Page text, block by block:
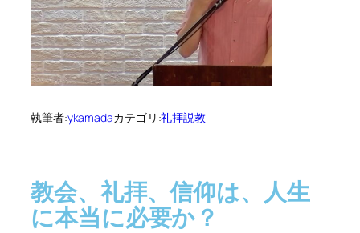
執筆者:ykamadaカテゴリ:礼拝説教
教会、礼拝、信仰は、人生
に本当に必要か？